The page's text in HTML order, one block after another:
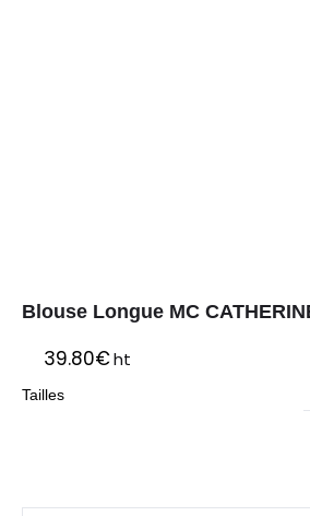
Blouse Longue MC
39.80€ht
Tailles